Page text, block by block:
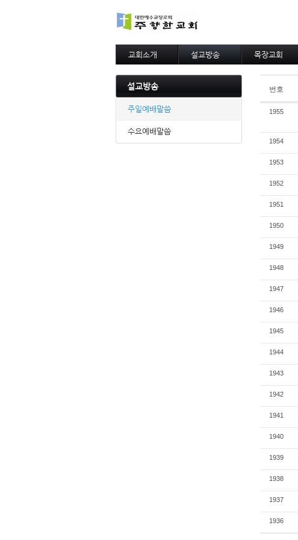
교회소개
설립비전
목자의편지
팀별사역
예배모임안내
설교방송 목장교회
아름다운목자상
설교방송
주일예배말씀
수요예배말씀
번호
1955
1954
1953
1952
1951
1950
1949
1948
1947
1946
1945
1944
1943
1942
1941
1940
1939
1938
1937
1936